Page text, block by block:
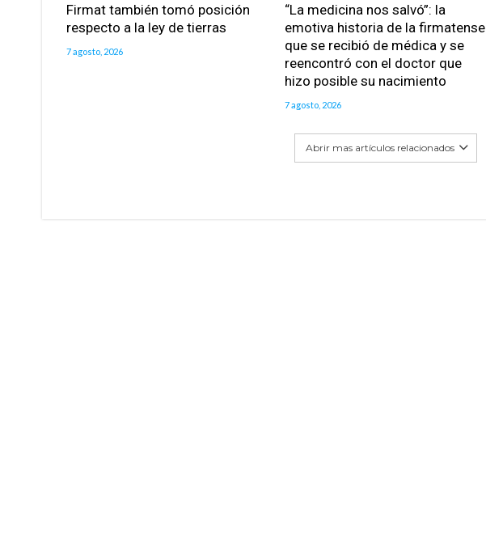
Firmat también tomó posición
respecto a la ley de tierras
7 agosto, 2026
“La medicina nos salvó”: la
emotiva historia de la firmatense
que se recibió de médica y se
reencontró con el doctor que
hizo posible su nacimiento
7 agosto, 2026
Abrir mas artículos relacionados